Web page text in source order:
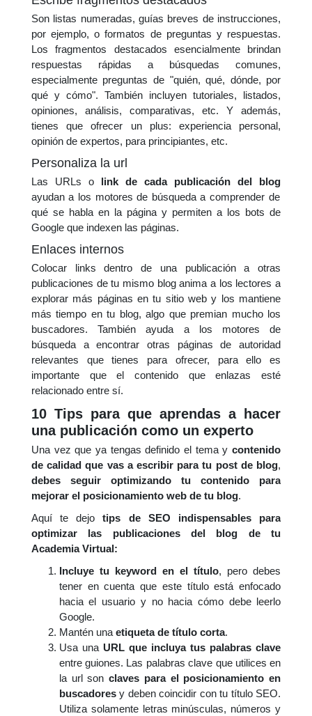
Son listas numeradas, guías breves de instrucciones,
por ejemplo, o formatos de preguntas y respuestas.
Los fragmentos destacados esencialmente brindan
respuestas rápidas a búsquedas comunes,
especialmente preguntas de "quién, qué, dónde, por
qué y cómo". También incluyen tutoriales, listados,
opiniones, análisis, comparativas, etc. Y además,
tienes que ofrecer un plus: experiencia personal,
opinión de expertos, para principiantes, etc.
Personaliza la url
Las URLs olink de cada publicación del blog
ayudan a los motores de búsqueda a comprender de
qué se habla en la página y permiten a los bots de
Google que indexen las páginas.
Enlaces internos
Colocar links dentro de una publicación a otras
publicaciones de tu mismo blog anima a los lectores a
explorar más páginas en tu sitio web y los mantiene
más tiempo en tu blog, algo que premian mucho los
buscadores. También ayuda a los motores de
búsqueda a encontrar otras páginas de autoridad
relevantes que tienes para ofrecer, para ello es
importante que el contenido que enlazas esté
relacionado entre sí.
10 Tips para que aprendas a hacer
una publicación como un experto
Una vez que ya tengas definido el tema ycontenido
de calidad que vas a escribir para tu post de blog,
debes seguir optimizando tu contenido para
mejorar el posicionamiento web de tu blog.
Aquí te dejotips de SEO indispensables para
optimizar las publicaciones del blog de tu
Academia Virtual:
Incluye tu keyword en el título, pero debes
tener en cuenta que este título está enfocado
hacia el usuario y no hacia cómo debe leerlo
Google.
Mantén una etiqueta de título corta.
Usa una URL que incluya tus palabras clave
entre guiones. Las palabras clave que utilices en
la url sonclaves para el posicionamiento en
buscadoresy deben coincidir con tu título SEO.
Utiliza solamente letras minúsculas, números y